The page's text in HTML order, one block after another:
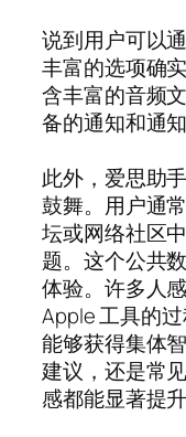
说到用户可以
丰富的选项确
含丰富的音频
备的通知和通知
此外，爱思助
鼓舞。用户通
坛或网络社区
题。这个公共
体验。许多人
Apple 工具的
能够获得集体
建议，还是常
感都能显著提